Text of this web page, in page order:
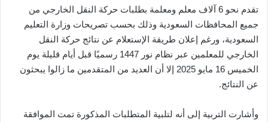
تقدم نحو 6 آلاف معلم ومعلمة بطلبات حركة النقل الخارجي من
جميع المحافظات السعودية وذلك بحسب تصريحات وزارة التعليم
السعودية، ورغم إعلان طريقة الإستعلام عن نتائج حركة النقل
الخارجي للمعلمين عبر نظام نور 1447 رسميًا قبل أيام قليلة يوم
الخميس 16 مايو 2025 إلا أن العديد من المتقدمين ما زالوا يبحثون
عن النتائج.
وأشارت التربية إلى أنه لتلبية المتطلبات المذكورة تمت الموافقة